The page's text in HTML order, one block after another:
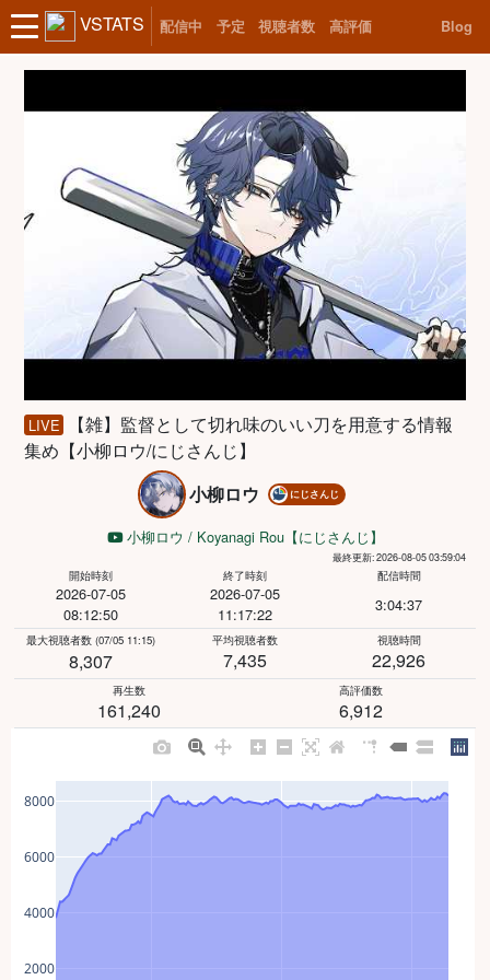
VSTATS 配信中 予定 視聴者数 高評価 Blog
LIVE
【雑】監督として切れ味のいい刀を用意する情報
集め【小柳ロウ/にじさんじ】
小柳ロウ
にじさんじ
小柳ロウ / Koyanagi Rou【にじさんじ】
最終更新: 2026-08-05 03:59:04
開始時刻
2026-07-05
08:12:50
終了時刻
2026-07-05
11:17:22
配信時間
3:04:37
最大視聴者数 (07/05 11:15)
8,307
平均視聴者数
7,435
視聴時間
22,926
再生数
161,240
高評価数
6,912
2000
4000
6000
8000